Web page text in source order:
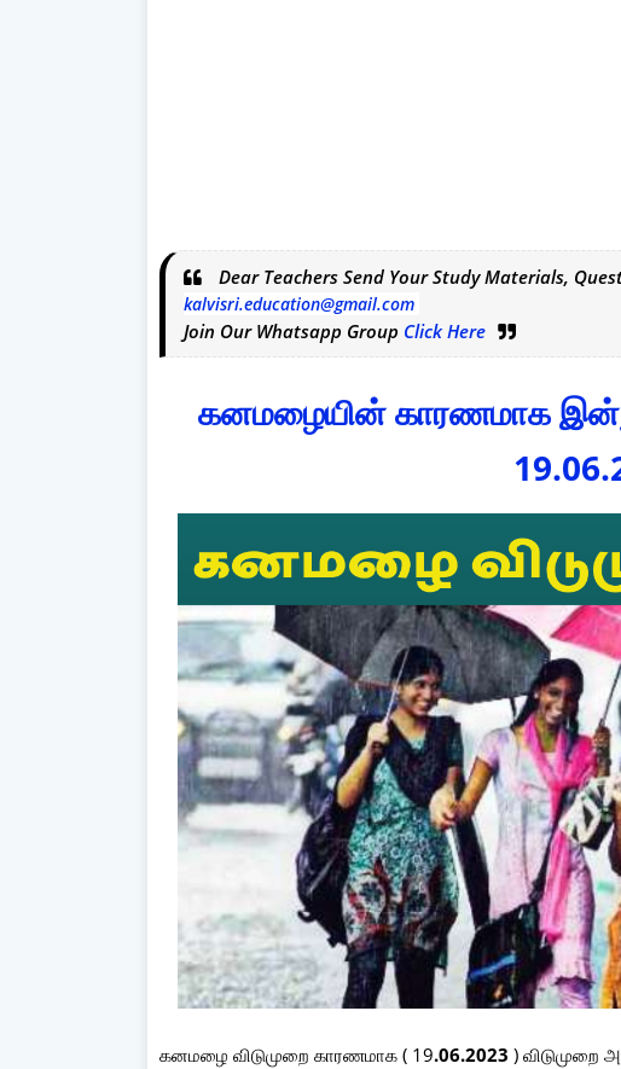
Dear Teachers Send Your Study Materials,
kalvisri.education@gmail.com
Join Our Whatsapp Group Click Here
கனமழையின் காரணமாக
கனமழை விடுமுறை காரணமாக ( 19.06.2023 ) விடுமுறை